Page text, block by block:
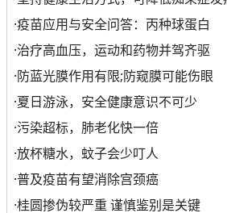
·疫苗应用与安全问答：丙种球蛋白
·治疗高血压，运动和药物并驾齐驱
·防蓝光膜作用有限;防窥膜可能伤眼
·夏日游泳，安全健康意识不可少
·污染超标，肺老化快一倍
·放杯糖水，蚊子会少叮人
·普及疫苗有望消除宫颈癌
·桂圆掺伪较严重 谨慎鉴别是关键